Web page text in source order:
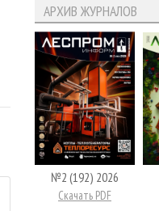
АРХИВ ЖУРНАЛОВ
№2 (192) 2026
Скачать PDF